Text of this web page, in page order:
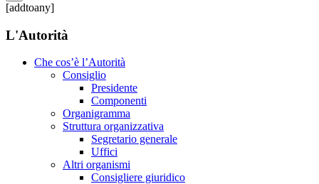
[addtoany]
L'Autorità
Che cos’è l’Autorità
Consiglio
Presidente
Componenti
Organigramma
Struttura organizzativa
Segretario generale
Uffici
Altri organismi
Consigliere giuridico